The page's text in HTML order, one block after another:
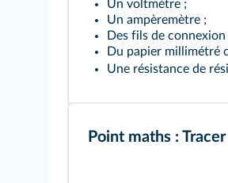
Un voltmètre ;
Un ampèremètre ;
Des fils de connexion
Du papier millimétré
Une résistance de
Point maths :